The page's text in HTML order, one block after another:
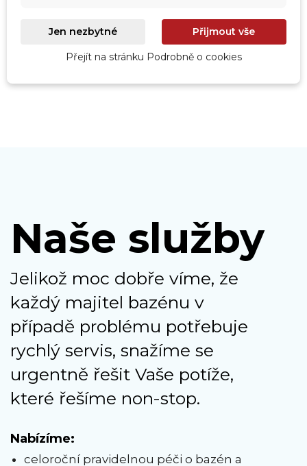
Prohlédnout
Naše služby
Jelikož moc dobře víme, že
každý majitel bazénu v
případě problému potřebuje
rychlý servis, snažíme se
urgentně řešit Vaše potíže,
které řešíme non-stop.
Nabízíme:
celoroční pravidelnou péči o bazén a
Jen nezbytné Přijmout vše
Přejít na stránku Podrobně o cookies